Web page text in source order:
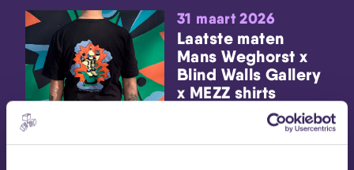
31 maart 2026
Laatste maten
Mans Weghorst x
Blind Walls Gallery
x MEZZ shirts